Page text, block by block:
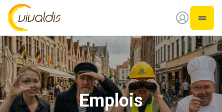
Vivaldis Interim
Ouvrir
Emplois